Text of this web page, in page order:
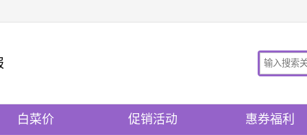
白菜价 促销活动 惠券福利